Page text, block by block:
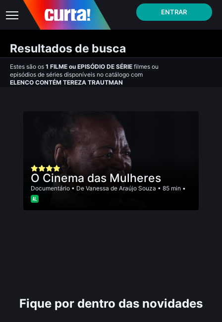
ENTRAR
Resultados de busca
Estes são os 1 FILME ou EPISÓDIO DE SÉRIE filmes ou
episódios de séries disponíveis no catálogo com
ELENCO CONTÉM TEREZA TRAUTMAN
O Cinema das Mulheres
Documentário • De Vanessa de Araújo Souza • 85 min •
Fique por dentro das novidades